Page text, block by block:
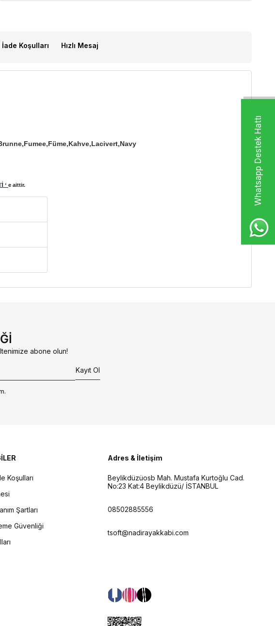
Whatsapp Destek Hattı
İade Koşulları Hızlı Mesaj
‘ e aittir.
abone olun!
Kayıt Ol
Koşulları
Şartları
Güvenliği
Adres & İletişim
Beylikdüzüosb Mah. Mustafa Kurtoğlu Cad.
No:23 Kat:4 Beylikdüzü/ İSTANBUL
08502885556
tsoft@nadirayakkabi.com